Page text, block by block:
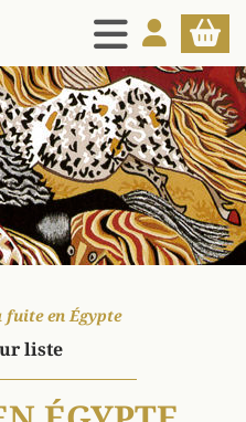
MENU
MON PANIER
fuite en Égypte
liste